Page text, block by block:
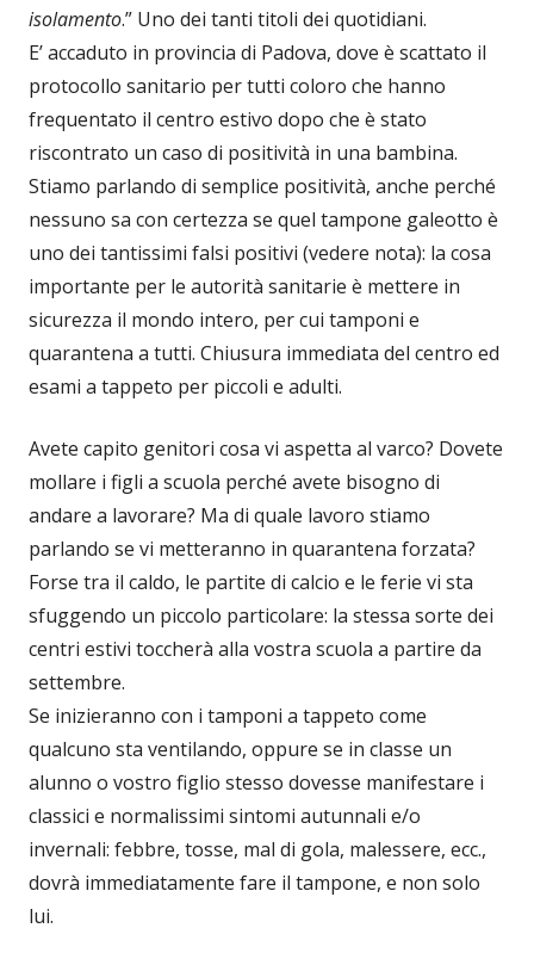
isolamento.” Uno dei tanti titoli dei quotidiani.
E’ accaduto in provincia di Padova, dove è scattato il
protocollo sanitario per tutti coloro che hanno
frequentato il centro estivo dopo che è stato
riscontrato un caso di positività in una bambina.
Stiamo parlando di semplice positività, anche perché
nessuno sa con certezza se quel tampone galeotto è
uno dei tantissimi falsi positivi (vedere nota): la cosa
importante per le autorità sanitarie è mettere in
sicurezza il mondo intero, per cui tamponi e
quarantena a tutti. Chiusura immediata del centro ed
esami a tappeto per piccoli e adulti.
Avete capito genitori cosa vi aspetta al varco? Dovete
mollare i figli a scuola perché avete bisogno di
andare a lavorare? Ma di quale lavoro stiamo
parlando se vi metteranno in quarantena forzata?
Forse tra il caldo, le partite di calcio e le ferie vi sta
sfuggendo un piccolo particolare: la stessa sorte dei
centri estivi toccherà alla vostra scuola a partire da
settembre.
Se inizieranno con i tamponi a tappeto come
qualcuno sta ventilando, oppure se in classe un
alunno o vostro figlio stesso dovesse manifestare i
classici e normalissimi sintomi autunnali e/o
invernali: febbre, tosse, mal di gola, malessere, ecc.,
dovrà immediatamente fare il tampone, e non solo
lui.